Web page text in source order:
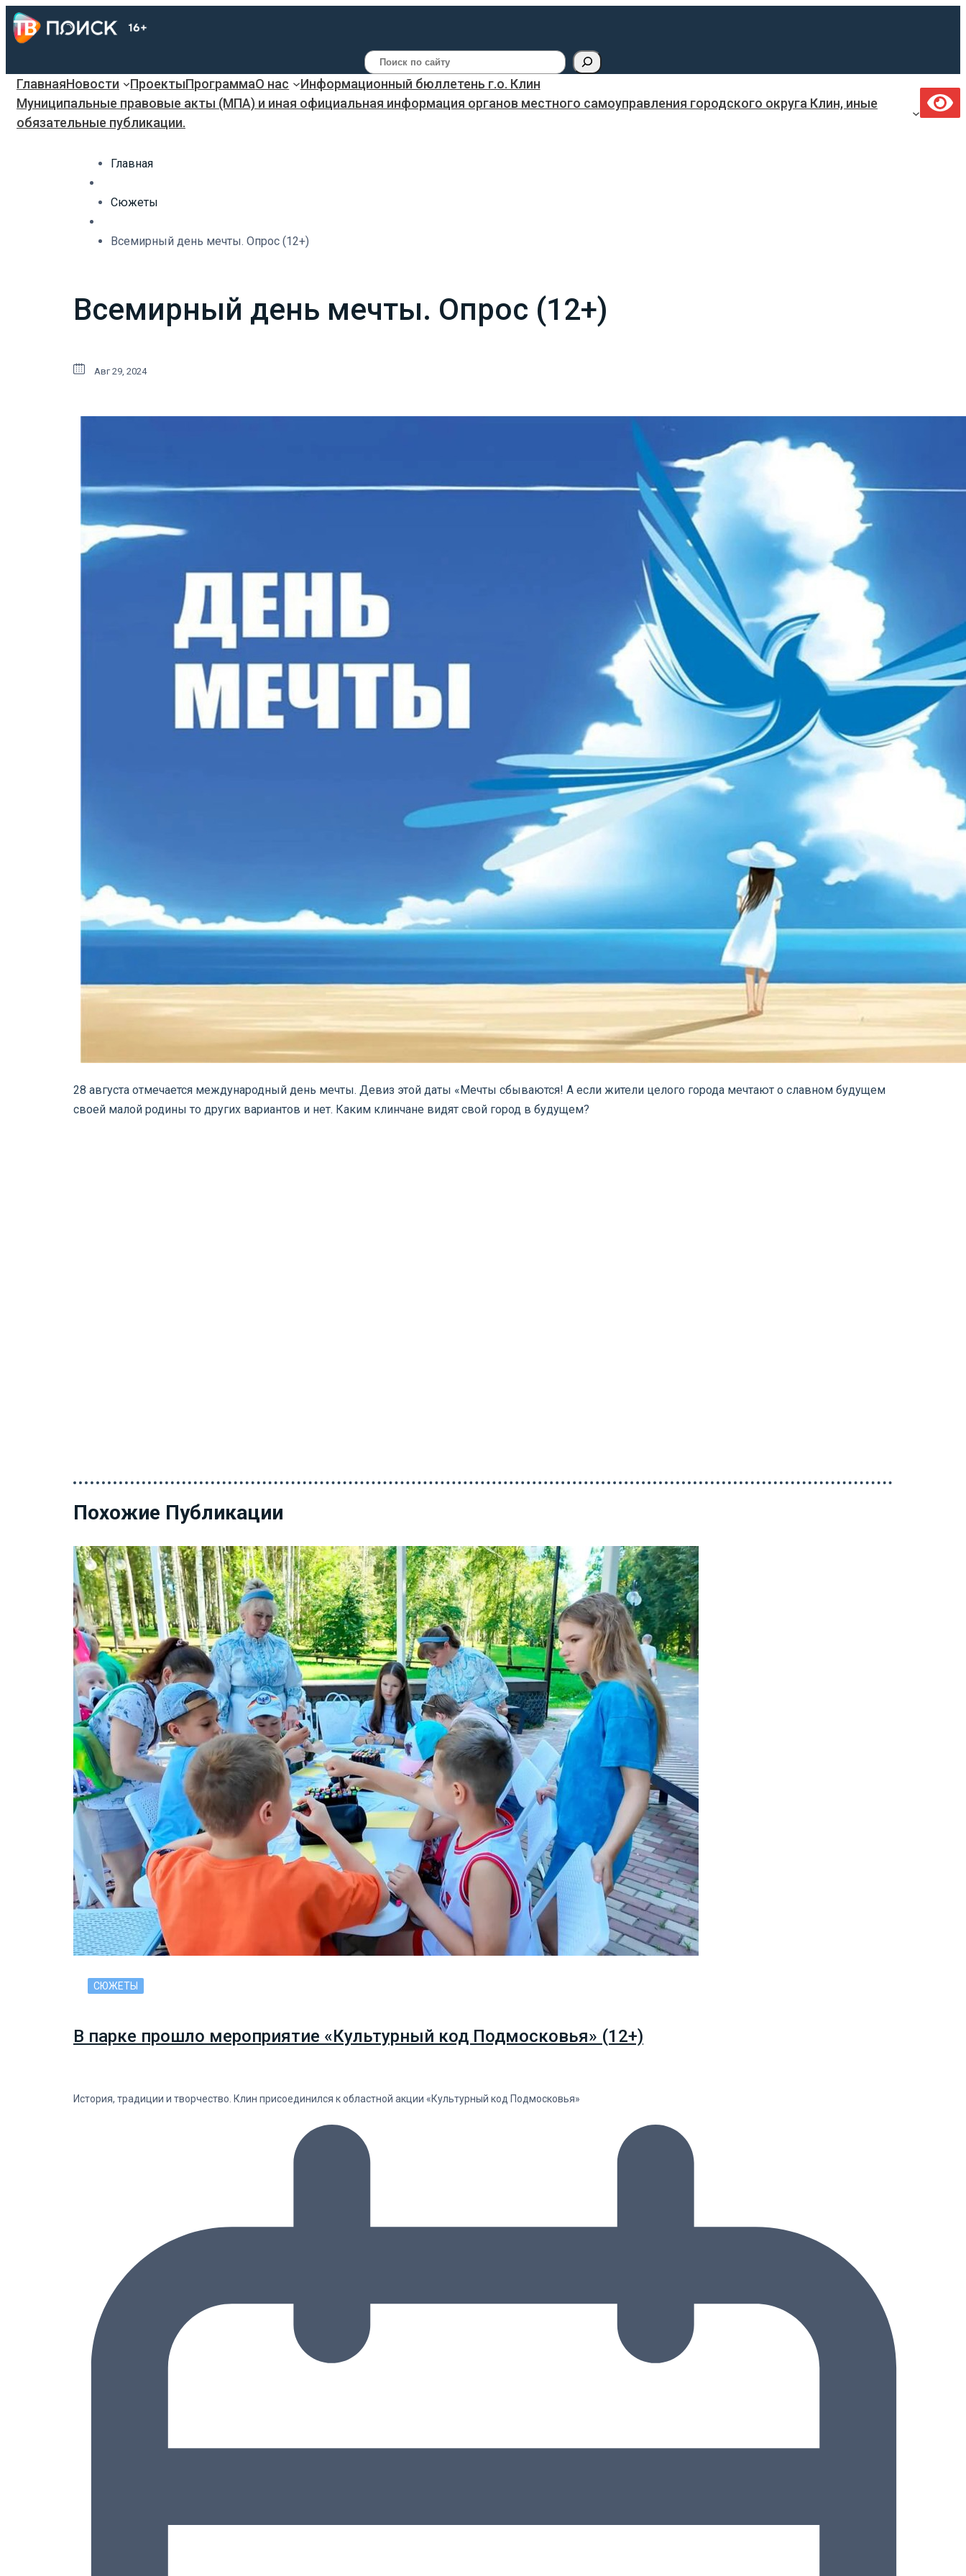
Поиск
ГлавнаяНовости ПроектыПрограммаО нас
Информационный бюллетень г.о. Клин
Муниципальные правовые акты (МПА) и иная официальная информация органов местного самоуправления городского округа Клин, иные
обязательные публикации.
Главная
Сюжеты
Всемирный день мечты. Опрос (12+)
Всемирный день мечты. Опрос (12+)
Авг 29, 2024
28 августа отмечается международный день мечты. Девиз этой даты «Мечты сбываются! А если жители целого города мечтают о славном будущем
своей малой родины то других вариантов и нет. Каким клинчане видят свой город в будущем?
Похожие Публикации
СЮЖЕТЫ
В парке прошло мероприятие «Культурный код Подмосковья» (12+)
История, традиции и творчество. Клин присоединился к областной акции «Культурный код Подмосковья»